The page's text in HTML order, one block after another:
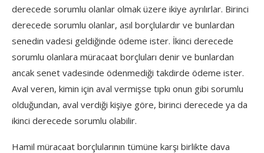
derecede sorumlu olanlar olmak üzere ikiye ayrılırlar. Birinci
derecede sorumlu olanlar, asıl borçlulardır ve bunlardan
senedin vadesi geldiğinde ödeme ister. İkinci derecede
sorumlu olanlara müracaat borçluları denir ve bunlardan
ancak senet vadesinde ödenmediği takdirde ödeme ister.
Aval veren, kimin için aval vermişse tıpkı onun gibi sorumlu
olduğundan, aval verdiği kişiye göre, birinci derecede ya da
ikinci derecede sorumlu olabilir.
Hamil müracaat borçlularının tümüne karşı birlikte dava